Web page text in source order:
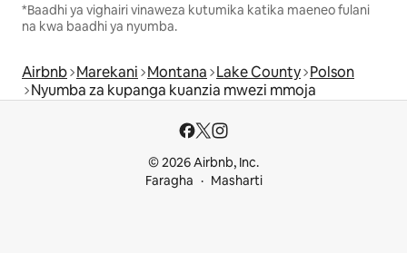
*Baadhi ya vighairi vinaweza kutumika katika maeneo fulani
na kwa baadhi ya nyumba.
Airbnb Marekani Montana Lake County Polson
Nyumba za kupanga kuanzia mwezi mmoja
© 2026 Airbnb, Inc.
Faragha
Masharti